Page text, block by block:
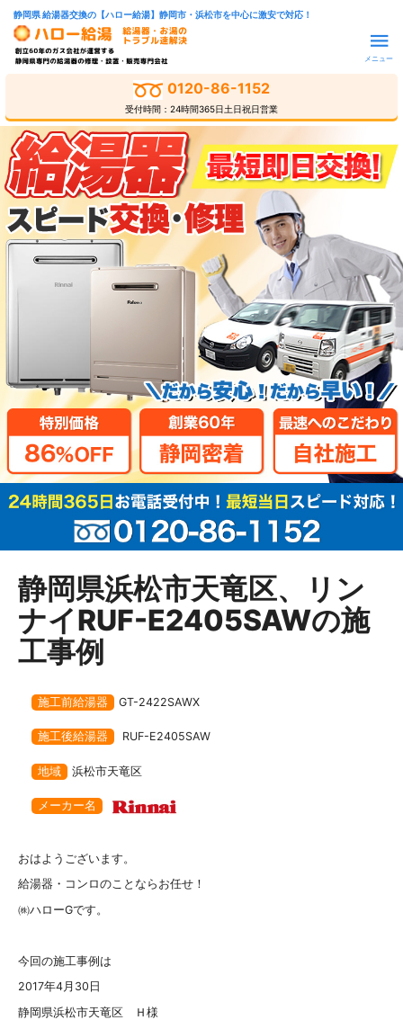
静岡県 給湯器交換の【ハロー給湯】静岡市・浜松市を中心に激安で対応！
メニュー
0120-86-1152
受付時間：24時間365日土日祝日営業
静岡県浜松市天竜区、リン
ナイRUF-E2405SAWの施
工事例
施工前給湯器 GT-2422SAWX
施工後給湯器 RUF-E2405SAW
地域 浜松市天竜区
メーカー名
おはようございます。
給湯器・コンロのことならお任せ！
㈱ハローGです。
今回の施工事例は
2017年4月30日
静岡県浜松市天竜区 Ｈ様